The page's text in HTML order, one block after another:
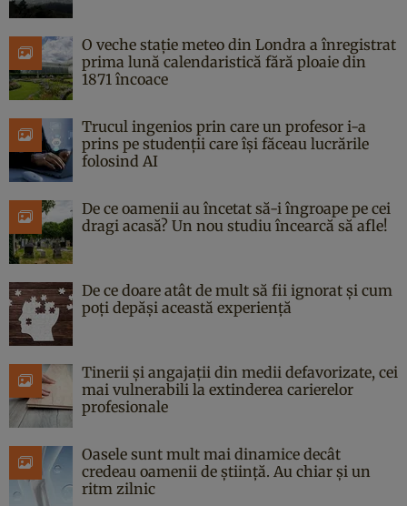
O veche stație meteo din Londra a înregistrat
prima lună calendaristică fără ploaie din
1871 încoace
Trucul ingenios prin care un profesor i-a
prins pe studenții care își făceau lucrările
folosind AI
De ce oamenii au încetat să-i îngroape pe cei
dragi acasă? Un nou studiu încearcă să afle!
De ce doare atât de mult să fii ignorat și cum
poți depăși această experiență
Tinerii și angajații din medii defavorizate, cei
mai vulnerabili la extinderea carierelor
profesionale
Oasele sunt mult mai dinamice decât
credeau oamenii de știință. Au chiar și un
ritm zilnic